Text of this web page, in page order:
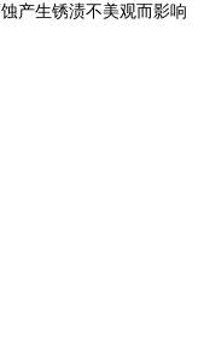
产生锈渍不美观而影响